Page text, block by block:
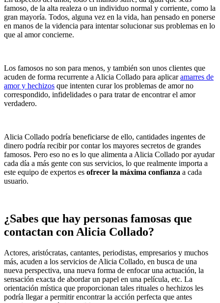
famoso, de la alta realeza o un individuo normal y corriente, como la
gran mayoría. Todos, alguna vez en la vida, han pensado en ponerse
en manos de la videncia para intentar solucionar sus problemas en lo
que al amor concierne.
Los famosos no son para menos, y también son unos clientes que
acuden de forma recurrente a Alicia Collado para aplicaramarres de
amor y hechizos que intenten curar los problemas de amor no
correspondido, infidelidades o para tratar de encontrar el amor
verdadero.
Alicia Collado podría beneficiarse de ello, cantidades ingentes de
dinero podría recibir por contar los mayores secretos de grandes
famosos. Pero eso no es lo que alimenta a Alicia Collado por ayudar
cada día a más gente con sus servicios, lo que realmente importa a
este equipo de expertos es ofrecer la máxima confianza a cada
usuario.
¿Sabes que hay personas famosas que
contactan con Alicia Collado?
Actores, aristócratas, cantantes, periodistas, empresarios y muchos
más, acuden a los servicios de Alicia Collado, en busca de una
nueva perspectiva, una nueva forma de enfocar una actuación, la
sensación exacta de abordar un papel en una película, etc. La
orientación mística que proporcionan tales rituales o hechizos les
podría llegar a permitir encontrar la acción perfecta que antes